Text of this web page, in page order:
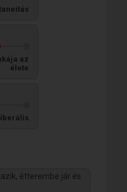
az
élete
étterembe jár és